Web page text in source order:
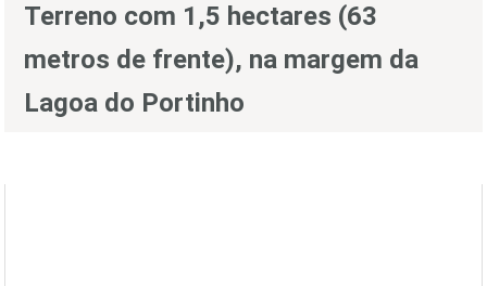
Terreno com 1,5 hectares (63
metros de frente), na margem da
Lagoa do Portinho